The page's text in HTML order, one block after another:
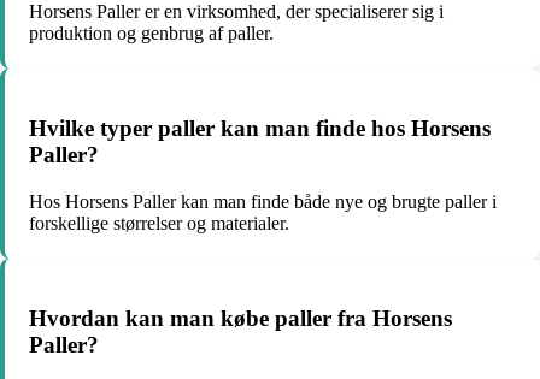
Horsens Paller er en virksomhed, der specialiserer sig i
produktion og genbrug af paller.
Hvilke typer paller kan man finde hos Horsens
Paller?
Hos Horsens Paller kan man finde både nye og brugte paller i
forskellige størrelser og materialer.
Hvordan kan man købe paller fra Horsens
Paller?